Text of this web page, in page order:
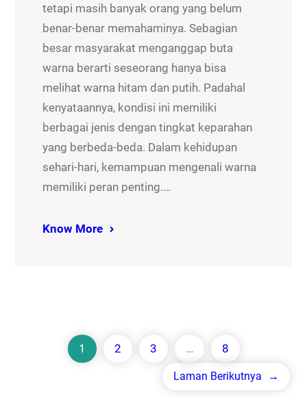
tetapi masih banyak orang yang belum
benar-benar memahaminya. Sebagian
besar masyarakat menganggap buta
warna berarti seseorang hanya bisa
melihat warna hitam dan putih. Padahal
kenyataannya, kondisi ini memiliki
berbagai jenis dengan tingkat keparahan
yang berbeda-beda. Dalam kehidupan
sehari-hari, kemampuan mengenali warna
memiliki peran penting.…
Know More
1 2 3 … 8
Laman Berikutnya →